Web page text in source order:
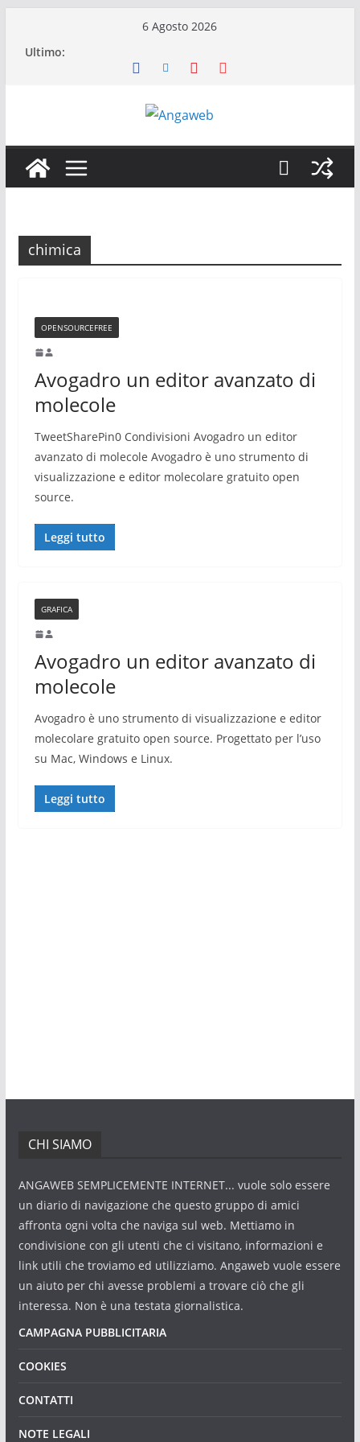
6 Agosto 2026
Ultimo:
chimica
OPENSOURCEFREE
Avogadro un editor avanzato di
molecole
TweetSharePin0 Condivisioni Avogadro un editor
avanzato di molecole Avogadro è uno strumento di
visualizzazione e editor molecolare gratuito open
source.
Leggi tutto
GRAFICA
Avogadro un editor avanzato di
molecole
Avogadro è uno strumento di visualizzazione e editor
molecolare gratuito open source. Progettato per l’uso
su Mac, Windows e Linux.
Leggi tutto
CHI SIAMO
ANGAWEB SEMPLICEMENTE INTERNET... vuole solo essere
un diario di navigazione che questo gruppo di amici
affronta ogni volta che naviga sul web. Mettiamo in
condivisione con gli utenti che ci visitano, informazioni e
link utili che troviamo ed utilizziamo. Angaweb vuole essere
un aiuto per chi avesse problemi a trovare ciò che gli
interessa. Non è una testata giornalistica.
CAMPAGNA PUBBLICITARIA
COOKIES
CONTATTI
NOTE LEGALI